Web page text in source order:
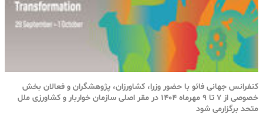
کنفرانس جهانی فائو با حضور وزرا، کشاورزان، پژوهشگران و فعالان بخش
خصوصی از ۷ تا ۹ مهرماه ۱۴۰۴ در مقر اصلی سازمان خواربار و کشاورزی ملل
متحد برگزارمی شود